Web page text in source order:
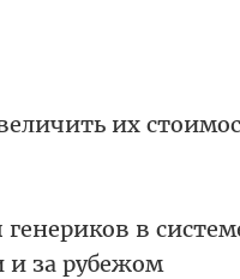
их
в
и за рубежом